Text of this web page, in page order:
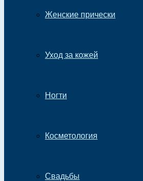
Женские прически
Уход за кожей
Ногти
Косметология
Свадьбы